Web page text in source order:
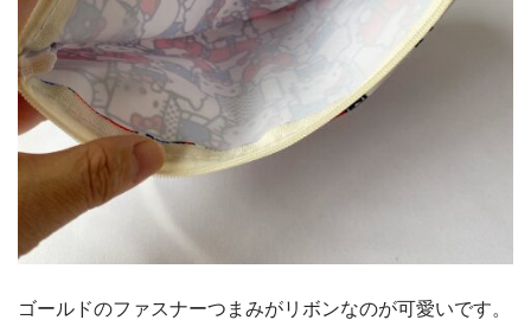
ゴールドのファスナーつまみがリボンなのが可愛いです。